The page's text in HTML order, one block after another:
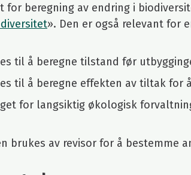
for beregning av endring i
». Den er også relevant for
til å beregne tilstand før
til å beregne effekten av tiltak for
for langsiktig økologisk
brukes av revisor for å bestemme